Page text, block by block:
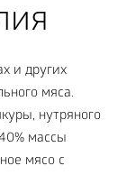
и других
мяса.
нутряного
массы
мясо с